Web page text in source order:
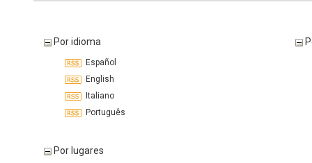
Por idioma
Español
English
Italiano
Português
Por lugares